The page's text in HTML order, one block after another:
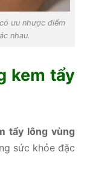
ưu nhược điểm
nhau.
kem tẩy
tẩy lông vùng
sức khỏe đặc